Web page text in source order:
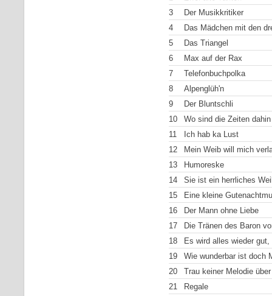
3
Der Musikkritiker
4
Das Mädchen mit den
5
Das Triangel
6
Max auf der Rax
7
Telefonbuchpolka
8
Alpenglüh'n
9
Der Bluntschli
10
Wo sind die Zeiten dahin
11
Ich hab ka Lust
12
Mein Weib will mich
13
Humoreske
14
Sie ist ein herrliches
15
Eine kleine
16
Der Mann ohne Liebe
17
Die Tränen des Baron
18
Es wird alles wieder
19
Wie wunderbar ist doch
20
Trau keiner Melodie
21
Regale